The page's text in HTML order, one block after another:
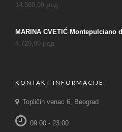
14.500,00 рсд
MARINA CVETIĆ Montepulciano
4.720,00 рсд
KONTAKT INFORMACIJE
Topličin venac 6, Beograd
09:00 - 23:00